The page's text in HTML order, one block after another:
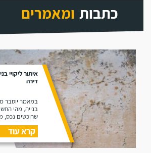
כתבות ומאמרים
איתור ליקויי
דירה
במאמר יוסבר
בנייה, מהי
שרוכשים נכס,
היא כוללת.
קרא עוד